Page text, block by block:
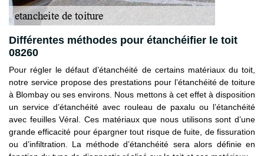
Différentes méthodes pour étanchéifier le toit
08260
Pour régler le défaut d’étanchéité de certains matériaux du toit,
notre service propose des prestations pour l’étanchéité de toiture
à Blombay ou ses environs. Nous mettons à cet effet à disposition
un service d’étanchéité avec rouleau de paxalu ou l’étanchéité
avec feuilles Véral. Ces matériaux que nous utilisons sont d’une
grande efficacité pour épargner tout risque de fuite, de fissuration
ou d’infiltration. La méthode d’étanchéité sera alors définie en